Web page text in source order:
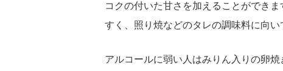
コクの付いた甘さを加えることができ
すく、照り焼などのタレの調味料に向い
アルコールに弱い人はみりん入りの卵